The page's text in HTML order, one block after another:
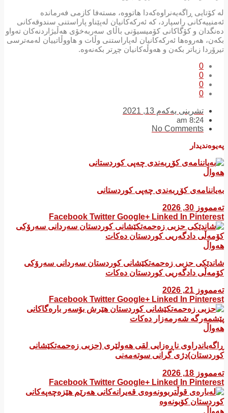
لە كۆتایی ڕاگەیەنراوەكەدا هاتووە، مستەفا كازمی فەرماندە
ئەمنییەكانی راسپارد، كە ئەركەكانیان لەپێناو پاراستنی سندوقەكانی
دەنگدان و كۆگاكانی كۆمیسیۆنی باڵای سەربەخۆی هەڵبژاردنەكان تەواو
بكەن، هەروەها ئەركەكانیان لەپاراستنی وڵات و هاووڵاتییان لەمەترسی
تیرۆردا زیاتر بكەن و هەوڵەكانیان چڕتر بكەنەوە.
0
0
0
0
تشرینی یەکەم 13, 2021
8:24 am
No Comments
پەیوەندیدار
هەواڵ
بەیاننامەی کۆڕبەندی چەپی کوردستانی
تەممووز 30, 2026
Facebook Twitter Google+ Linked In Pinterest
هەواڵ
شاندێکی حزبی زەحمەتکێشانی کوردستان سەردانی سەرۆکی
کۆمەڵی دادگەریی کوردستان دەکات
تەممووز 21, 2026
Facebook Twitter Google+ Linked In Pinterest
هەواڵ
ڕاگەیاندراوی ناڕەزایی لقی هەولێری (حزبی زەحمەتکێشانی
کوردستان)دژی گرانی سوتەمەنی
تەممووز 18, 2026
Facebook Twitter Google+ Linked In Pinterest
هەواڵ